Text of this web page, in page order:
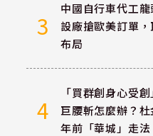
3
中國自行車代工
設廠搶歐美訂單
布局
4
「買群創身心受
巨腰斬怎麼辦？
年前「華城」走法